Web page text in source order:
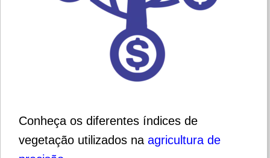
Conheça os diferentes índices de
vegetação utilizados na agricultura de